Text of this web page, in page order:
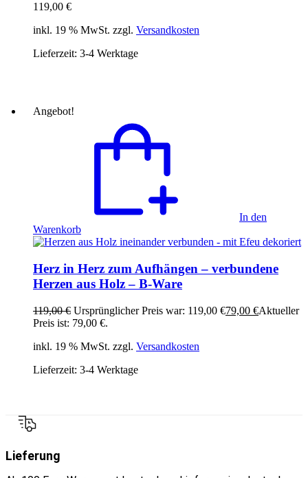
119,00 €
inkl. 19 % MwSt. zzgl. Versandkosten
Lieferzeit: 3-4 Werktage
Angebot!
In den
Warenkorb
Herz in Herz zum Aufhängen – verbundene
Herzen aus Holz – B-Ware
119,00€ Ursprünglicher Preis war: 119,00 €79,00 €Aktueller
Preis ist: 79,00 €.
inkl. 19 % MwSt. zzgl. Versandkosten
Lieferzeit: 3-4 Werktage
Lieferung